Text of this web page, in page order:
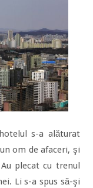
s-a alăturat
om de afaceri, şi
plecat cu trenul
Li s-a spus să-şi